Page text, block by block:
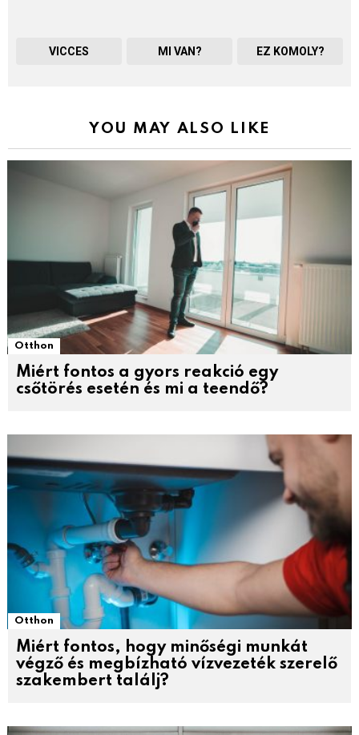
VICCES MI VAN? EZ KOMOLY?
YOU MAY ALSO LIKE
Otthon
Miért fontos a gyors reakció egy
csőtörés esetén és mi a teendő?
Otthon
Miért fontos, hogy minőségi munkát
végző és megbízható vízvezeték szerelő
szakembert találj?